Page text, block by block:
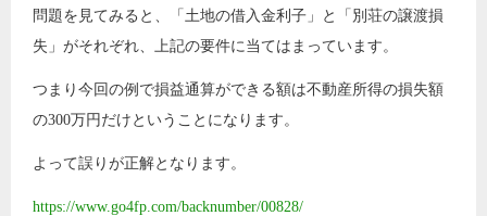
問題を見てみると、「土地の借入金利子」と「別荘の譲渡損
失」がそれぞれ、上記の要件に当てはまっています。
つまり今回の例で損益通算ができる額は不動産所得の損失額
の300万円だけということになります。
よって誤りが正解となります。
https://www.go4fp.com/backnumber/00828/